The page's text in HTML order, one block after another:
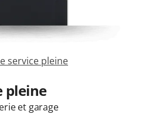
service pleine
pleine
et garage